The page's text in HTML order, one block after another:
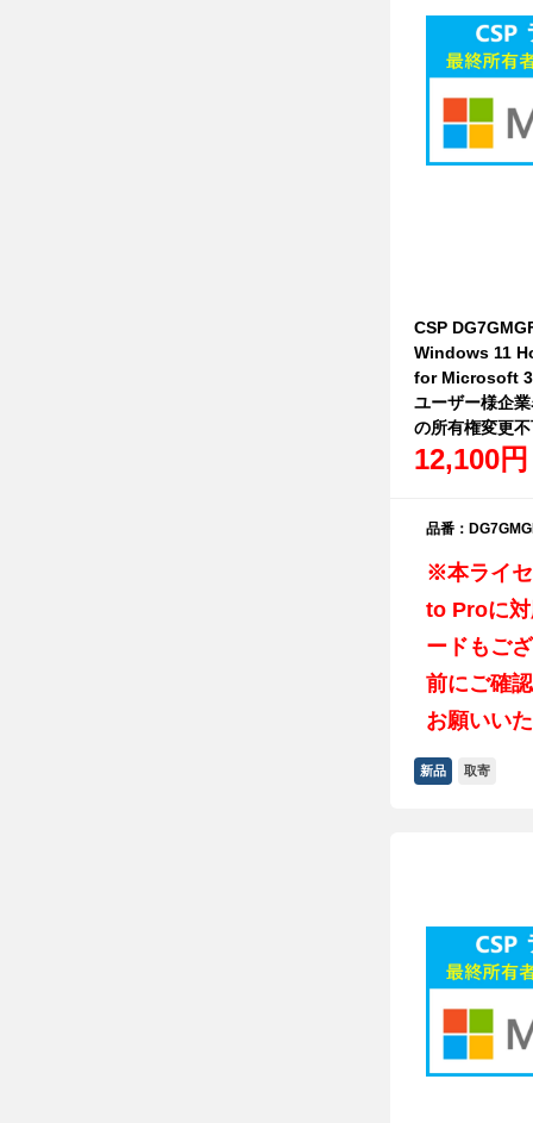
CSP
Windows 11
for Microsoft
ユーザー様企
の所有権変更
12,100円
品番：
※本ライ
to Proに
ードもご
前にご確
お願いい
新品 取寄